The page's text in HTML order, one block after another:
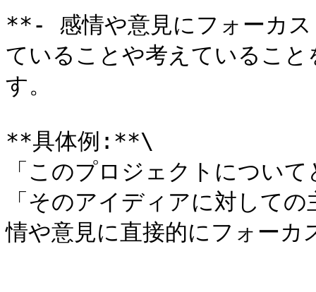
**- 感情や意見にフォーカ
ていることや考えているこ
す。
**具体例:**\
「このプロジェクトについ
「そのアイディアに対して